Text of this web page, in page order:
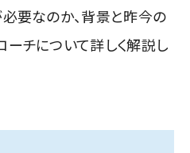
要なのか、背景と昨今の
チについて詳しく解説し